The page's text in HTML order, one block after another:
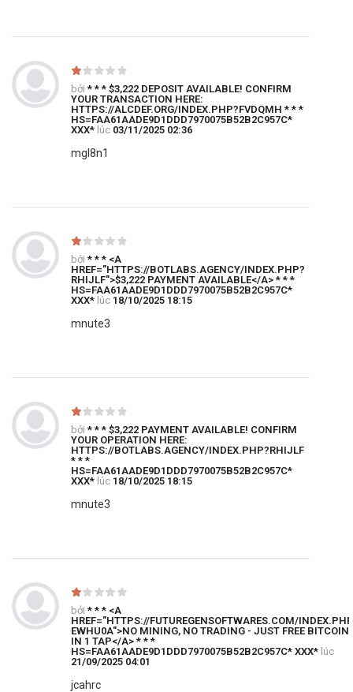
bởi* * * $3,222 DEPOSIT AVAILABLE! CONFIRM
YOUR TRANSACTION HERE:
HTTPS://ALCDEF.ORG/INDEX.PHP?FVDQMH * * *
HS=FAA61AADE9D1DDD7970075B52B2C957C*
ХХХ* lúc 03/11/2025 02:36
mgl8n1
bởi* * * <A
HREF="HTTPS://BOTLABS.AGENCY/INDEX.PHP?
RHIJLF">$3,222 PAYMENT AVAILABLE</A> * * *
HS=FAA61AADE9D1DDD7970075B52B2C957C*
ХХХ* lúc 18/10/2025 18:15
mnute3
bởi* * * $3,222 PAYMENT AVAILABLE! CONFIRM
YOUR OPERATION HERE:
HTTPS://BOTLABS.AGENCY/INDEX.PHP?RHIJLF
* * *
HS=FAA61AADE9D1DDD7970075B52B2C957C*
ХХХ* lúc 18/10/2025 18:15
mnute3
bởi* * * <A
HREF="HTTPS://FUTUREGENSOFTWARES.COM/
EWHU0A">NO MINING, NO TRADING - JUST FREE BITCOIN
IN 1 TAP</A> * * *
HS=FAA61AADE9D1DDD7970075B52B2C957C* ХХХ* lúc
21/09/2025 04:01
jcahrc